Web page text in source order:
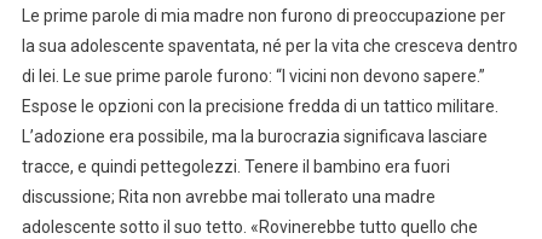
Le prime parole di mia madre non furono di preoccupazione per
la sua adolescente spaventata, né per la vita che cresceva dentro
di lei. Le sue prime parole furono: “I vicini non devono sapere.”
Espose le opzioni con la precisione fredda di un tattico militare.
L’adozione era possibile, ma la burocrazia significava lasciare
tracce, e quindi pettegolezzi. Tenere il bambino era fuori
discussione; Rita non avrebbe mai tollerato una madre
adolescente sotto il suo tetto. «Rovinerebbe tutto quello che